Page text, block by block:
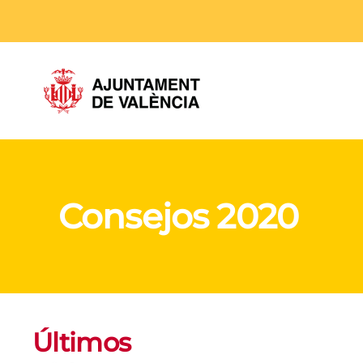
Skip to main content
Consejos 2020
Últimos